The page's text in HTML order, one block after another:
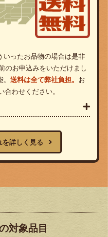
いったお品物の場合は是非
のお申込みをいただけまし
送料は全て弊社負担。 お
合わせください。
を詳しく見る
対象品目